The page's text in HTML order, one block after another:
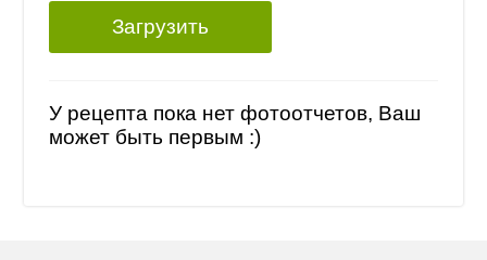
Загрузить
У рецепта пока нет фотоотчетов, Ваш
может быть первым :)